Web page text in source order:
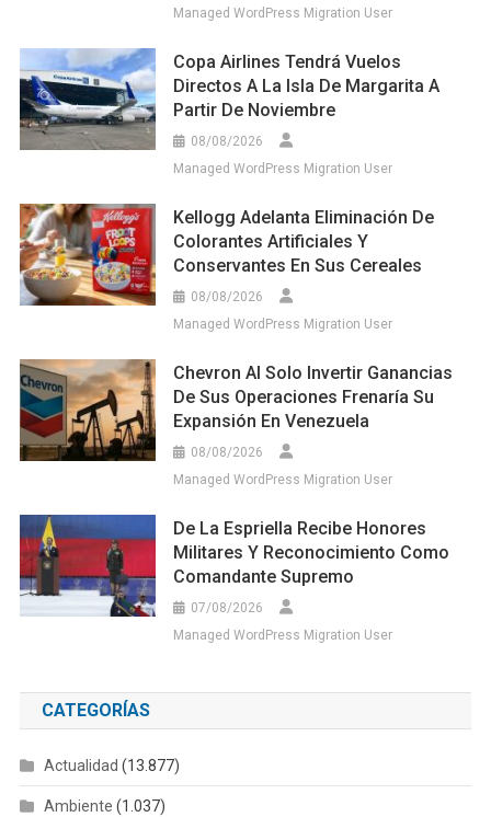
Managed WordPress Migration User
Copa Airlines Tendrá Vuelos
Directos A La Isla De Margarita A
Partir De Noviembre
08/08/2026
Managed WordPress Migration User
Kellogg Adelanta Eliminación De
Colorantes Artificiales Y
Conservantes En Sus Cereales
08/08/2026
Managed WordPress Migration User
Chevron Al Solo Invertir Ganancias
De Sus Operaciones Frenaría Su
Expansión En Venezuela
08/08/2026
Managed WordPress Migration User
De La Espriella Recibe Honores
Militares Y Reconocimiento Como
Comandante Supremo
07/08/2026
Managed WordPress Migration User
CATEGORÍAS
Actualidad (13.877)
Ambiente (1.037)